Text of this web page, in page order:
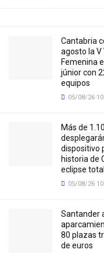
Cantabria
agosto la V
Femenina
júnior con
equipos
05/08/26
Más de
dispositivo
historia de
eclipse
05/08/26
Santander
80 plazas
de euros